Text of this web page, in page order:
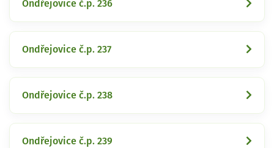
Ondřejovice č.p. 236
Ondřejovice č.p. 237
Ondřejovice č.p. 238
Ondřejovice č.p. 239